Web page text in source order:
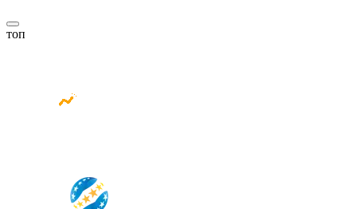
топ